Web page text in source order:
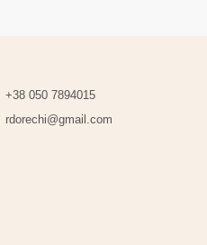
+38 050 7894015
rdorechi@gmail.com